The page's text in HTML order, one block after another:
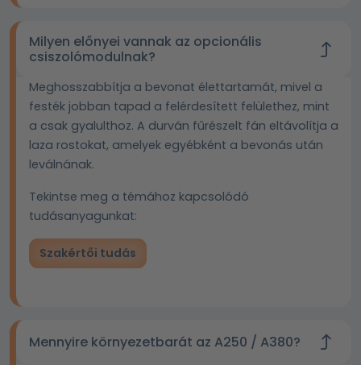
Milyen előnyei vannak az opcionális
csiszolómodulnak?
Meghosszabbítja a bevonat élettartamát, mivel a
festék jobban tapad a felérdesített felülethez, mint
a csak gyalulthoz. A durván fűrészelt fán eltávolítja a
laza rostokat, amelyek egyébként a bevonás után
leválnának.
Tekintse meg a témához kapcsolódó
tudásanyagunkat:
Szakértői tudás
Mennyire környezetbarát az A250 / A380?